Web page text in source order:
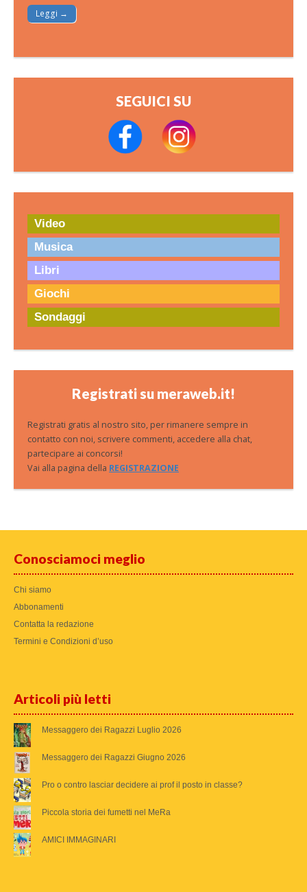
Leggi →
SEGUICI SU
Video
Musica
Libri
Giochi
Sondaggi
Registrati su meraweb.it!
Registrati gratis al nostro sito, per rimanere sempre in
contatto con noi, scrivere commenti, accedere alla chat,
partecipare ai concorsi!
Vai alla pagina della REGISTRAZIONE
Conosciamoci meglio
Chi siamo
Abbonamenti
Contatta la redazione
Termini e Condizioni d’uso
Articoli più letti
Messaggero dei Ragazzi Luglio 2026
Messaggero dei Ragazzi Giugno 2026
Pro o contro lasciar decidere ai prof il posto in classe?
Piccola storia dei fumetti nel MeRa
AMICI IMMAGINARI